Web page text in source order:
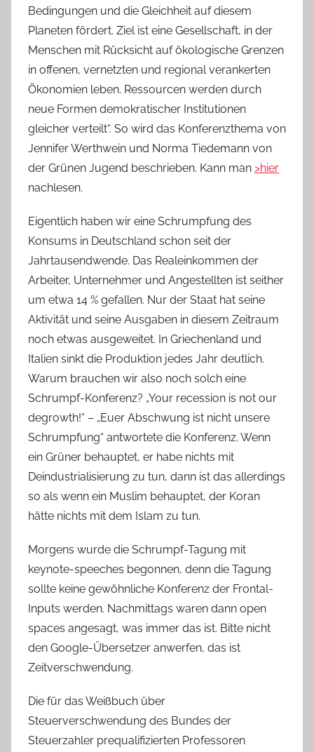
Bedingungen und die Gleichheit auf diesem
Planeten fördert. Ziel ist eine Gesellschaft, in der
Menschen mit Rücksicht auf ökologische Grenzen
in offenen, vernetzten und regional verankerten
Ökonomien leben. Ressourcen werden durch
neue Formen demokratischer Institutionen
gleicher verteilt“. So wird das Konferenzthema von
Jennifer Werthwein und Norma Tiedemann von
der Grünen Jugend beschrieben. Kann man >hier
nachlesen.
Eigentlich haben wir eine Schrumpfung des
Konsums in Deutschland schon seit der
Jahrtausendwende. Das Realeinkommen der
Arbeiter, Unternehmer und Angestellten ist seither
um etwa 14 % gefallen. Nur der Staat hat seine
Aktivität und seine Ausgaben in diesem Zeitraum
noch etwas ausgeweitet. In Griechenland und
Italien sinkt die Produktion jedes Jahr deutlich.
Warum brauchen wir also noch solch eine
Schrumpf-Konferenz? „Your recession is not our
degrowth!“ – „Euer Abschwung ist nicht unsere
Schrumpfung“ antwortete die Konferenz. Wenn
ein Grüner behauptet, er habe nichts mit
Deindustrialisierung zu tun, dann ist das allerdings
so als wenn ein Muslim behauptet, der Koran
hätte nichts mit dem Islam zu tun.
Morgens wurde die Schrumpf-Tagung mit
keynote-speeches begonnen, denn die Tagung
sollte keine gewöhnliche Konferenz der Frontal-
Inputs werden. Nachmittags waren dann open
spaces angesagt, was immer das ist. Bitte nicht
den Google-Übersetzer anwerfen, das ist
Zeitverschwendung.
Die für das Weißbuch über
Steuerverschwendung des Bundes der
Steuerzahler prequalifizierten Professoren